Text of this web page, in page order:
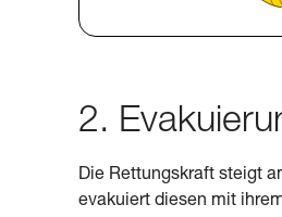
2.
Die Rettungskraft steigt
evakuiert diesen mit